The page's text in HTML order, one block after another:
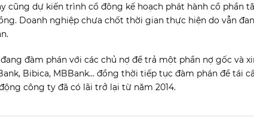
cũng dự kiến trình cổ đông kế hoạch phát hành cổ phần
Doanh nghiệp chưa chốt thời gian thực hiện do vẫn
đàm phán với các chủ nợ để trả một phần nợ gốc và
Bibica, MBBank… đồng thời tiếp tục đàm phán để tái
công ty đã có lãi trở lại từ năm 2014.